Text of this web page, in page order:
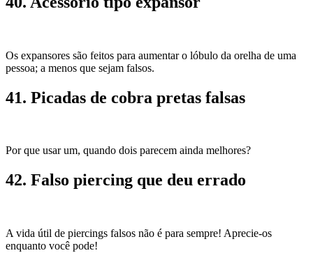
Os expansores são feitos para aumentar o lóbulo da orelha de uma
pessoa; a menos que sejam falsos.
41. Picadas de cobra pretas falsas
Por que usar um, quando dois parecem ainda melhores?
42. Falso piercing que deu errado
A vida útil de piercings falsos não é para sempre! Aprecie-os
enquanto você pode!